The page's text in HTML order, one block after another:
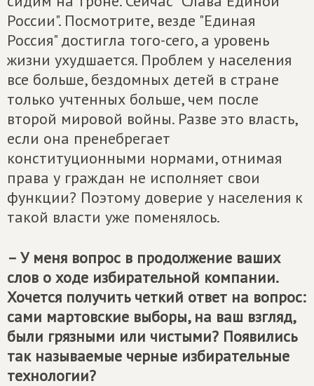
России". Посмотрите, везде "Единая
Россия" достигла того-сего, а уровень
жизни ухудшается. Проблем у населения
все больше, бездомных детей в стране
только учтенных больше, чем после
второй мировой войны. Разве это власть,
если она пренебрегает
конституционными нормами, отнимая
права у граждан не исполняет свои
функции? Поэтому доверие у населения к
такой власти уже поменялось.
– У меня вопрос в продолжение ваших
слов о ходе избирательной компании.
Хочется получить четкий ответ на вопрос:
сами мартовские выборы, на ваш взгляд,
были грязными или чистыми? Появились
так называемые черные избирательные
технологии?